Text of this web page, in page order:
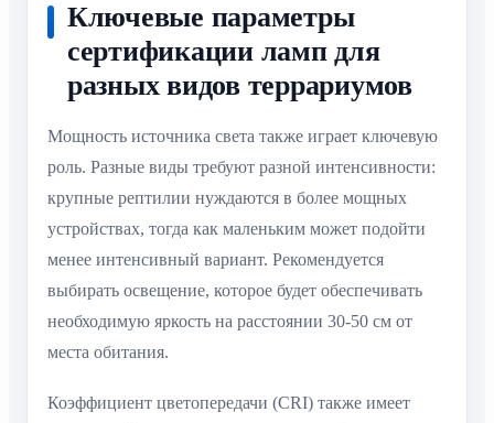
Ключевые параметры
сертификации ламп для
разных видов террариумов
Мощность источника света также играет ключевую
роль. Разные виды требуют разной интенсивности:
крупные рептилии нуждаются в более мощных
устройствах, тогда как маленьким может подойти
менее интенсивный вариант. Рекомендуется
выбирать освещение, которое будет обеспечивать
необходимую яркость на расстоянии 30-50 см от
места обитания.
Коэффициент цветопередачи (CRI) также имеет